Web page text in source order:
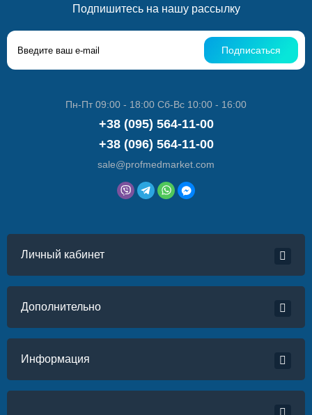
Подпишитесь на нашу рассылку
Подписаться
Пн-Пт 09:00 - 18:00 Сб-Вс 10:00 - 16:00
+38 (095) 564-11-00
+38 (096) 564-11-00
sale@profmedmarket.com
Личный кабинет
Дополнительно
Информация